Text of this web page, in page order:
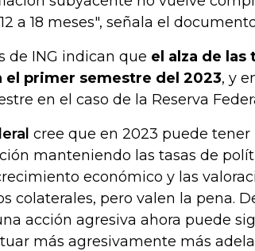
a 18 meses", señala el
de ING indican que el alza de las
el primer semestre del 2023, y
en el caso de la Reserva
cree que en 2023 puede
manteniendo las tasas de
económico y las
colaterales, pero valen la pena.
acción agresiva ahora puede
más agresivamente más